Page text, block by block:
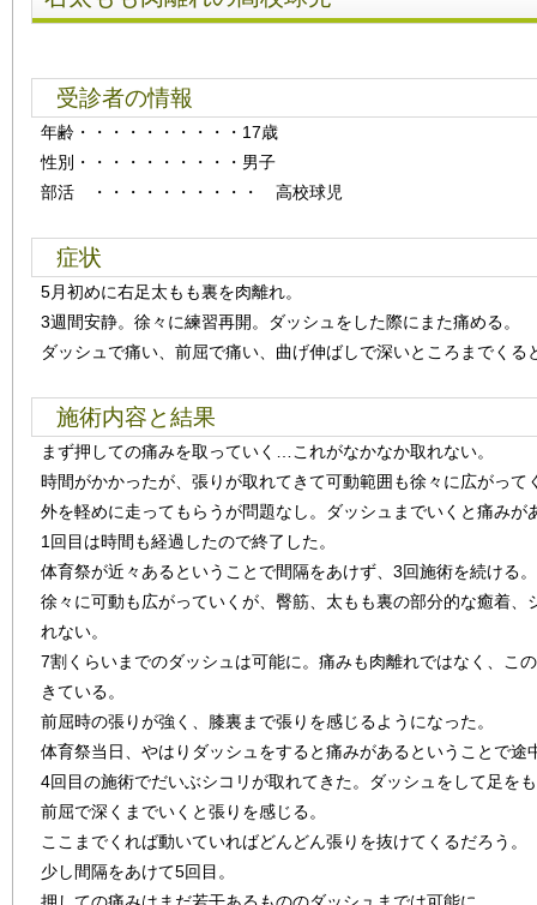
受診者の情報
年齢 ・・・・・・・・・・ 17歳
性別 ・・・・・・・・・・ 男子
部活 ・・・・・・・・・・ 高校球児
症状
5月初めに右足太もも裏を肉離れ。
3週間安静。徐々に練習再開。ダッシュをした際にまた痛める。
ダッシュで痛い、前屈で痛い、曲げ伸ばしで深いところまでくる
施術内容と結果
まず押しての痛みを取っていく…これがなかなか取れない。
時間がかかったが、張りが取れてきて可動範囲も徐々に広がって
外を軽めに走ってもらうが問題なし。ダッシュまでいくと痛みが
1回目は時間も経過したので終了した。
体育祭が近々あるということで間隔をあけず、3回施術を続ける。
徐々に可動も広がっていくが、臀筋、太もも裏の部分的な癒着
れない。
7割くらいまでのダッシュは可能に。痛みも肉離れではなく、こ
きている。
前屈時の張りが強く、膝裏まで張りを感じるようになった。
体育祭当日、やはりダッシュをすると痛みがあるということで途
4回目の施術でだいぶシコリが取れてきた。ダッシュをして足を
前屈で深くまでいくと張りを感じる。
ここまでくれば動いていればどんどん張りを抜けてくるだろう。
少し間隔をあけて5回目。